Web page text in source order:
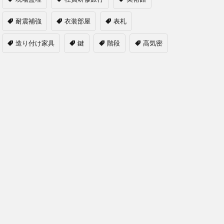
耐震補強 衣装部屋 表札
造り付け家具 鍵 階段 高気密